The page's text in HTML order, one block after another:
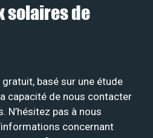
solaires de
basé sur une étude
capacité de nous contacter
N’hésitez pas à nous
concernant